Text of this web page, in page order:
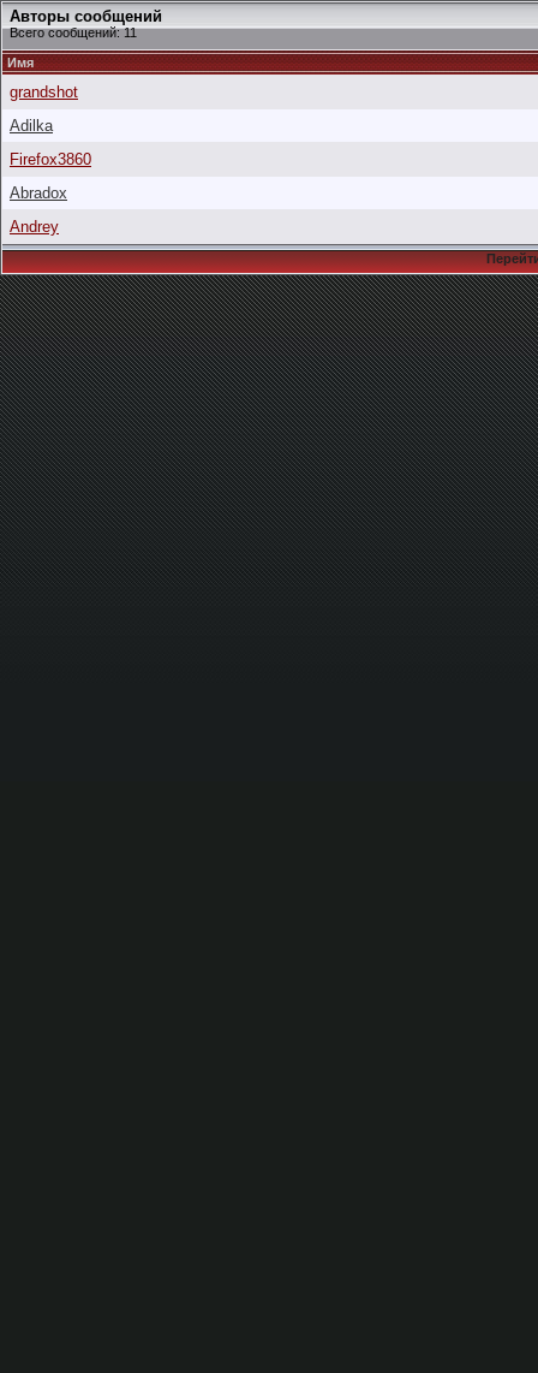
Авторы сообщений
Всего сообщений: 11
Имя
grandshot
Adilka
Firefox3860
Abradox
Andrey